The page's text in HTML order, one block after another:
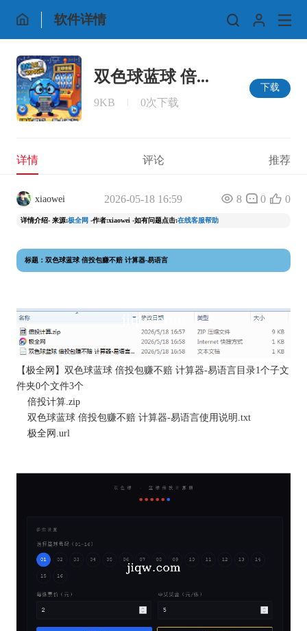
软件详情
双色球蓝球 倍...
9KB 0次下载
下载
详情 评论 推荐
xiaowei 2026-05-18 16:59 8 0 0
详情介绍- 来源:极全网 -作者:xiaowei -如有问题点击:在线客服帮助
标题：双色球蓝球 倍投包赚不赔 计算器-易语言
【极全网 】双色球蓝球 倍投包赚不赔 计算器-易语言目录1个子文
件夹0个文件3个
倍投计算.zip
双色球蓝球 倍投包赚不赔 计算器-易语言使用说明.txt
极全网 .url